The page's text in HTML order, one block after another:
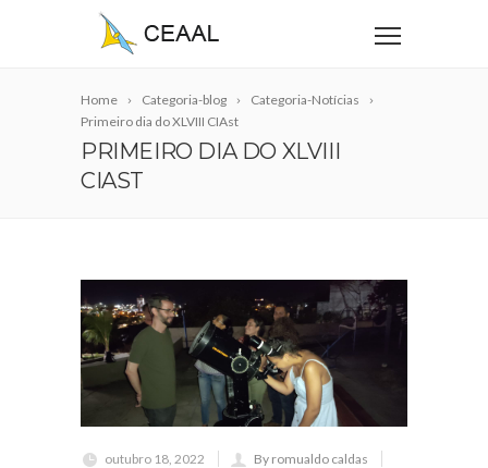
Home Categoria-blog
Categoria-Notícias
Primeiro dia do XLVIII CIAst
PRIMEIRO DIA DO XLVIII
CIAST
outubro 18, 2022
By romualdo caldas